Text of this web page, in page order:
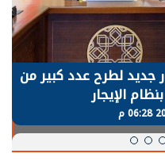
لطرح عدد كبير من
الإيجار